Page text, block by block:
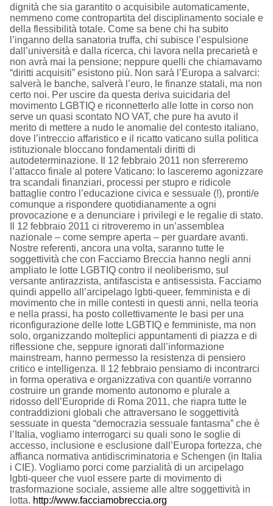
dignità che sia garantito o acquisibile automaticamente,
nemmeno come contropartita del disciplinamento sociale e
della flessibilità totale. Come sa bene chi ha subito
l’inganno della sanatoria truffa, chi subisce l’espulsione
dall’università e dalla ricerca, chi lavora nella precarietà e
non avrà mai la pensione; neppure quelli che chiamavamo
“diritti acquisiti” esistono più. Non sarà l’Europa a salvarci:
salverà le banche, salverà l’euro, le finanze statali, ma non
certo noi. Per uscire da questa deriva suicidaria del
movimento LGBTIQ e riconnetterlo alle lotte in corso non
serve un quasi scontato NO VAT, che pure ha avuto il
merito di mettere a nudo le anomalie del contesto italiano,
dove l’intreccio affaristico e il ricatto vaticano sulla politica
istituzionale bloccano fondamentali diritti di
autodeterminazione. Il 12 febbraio 2011 non sferreremo
l’attacco finale al potere Vaticano: lo lasceremo agonizzare
tra scandali finanziari, processi per stupro e ridicole
battaglie contro l’educazione civica e sessuale (!), pronti/e
comunque a rispondere quotidianamente a ogni
provocazione e a denunciare i privilegi e le regalie di stato.
Il 12 febbraio 2011 ci ritroveremo in un’assemblea
nazionale – come sempre aperta – per guardare avanti.
Nostre referenti, ancora una volta, saranno tutte le
soggettività che con Facciamo Breccia hanno negli anni
ampliato le lotte LGBTIQ contro il neoliberismo, sul
versante antirazzista, antifascista e antisessista. Facciamo
quindi appello all’arcipelago lgbti-queer, femminista e di
movimento che in mille contesti in questi anni, nella teoria
e nella prassi, ha posto collettivamente le basi per una
riconfigurazione delle lotte LGBTIQ e femministe, ma non
solo, organizzando molteplici appuntamenti di piazza e di
riflessione che, seppure ignorati dall’informazione
mainstream, hanno permesso la resistenza di pensiero
critico e intelligenza. Il 12 febbraio pensiamo di incontrarci
in forma operativa e organizzativa con quanti/e vorranno
costruire un grande momento autonomo e plurale a
ridosso dell’Europride di Roma 2011, che riapra tutte le
contraddizioni globali che attraversano le soggettività
sessuate in questa “democrazia sessuale fantasma” che è
l’Italia, vogliamo interrogarci su quali sono le soglie di
accesso, inclusione e esclusione dall’Europa fortezza, che
affianca normativa antidiscriminatoria e Schengen (in Italia
i CIE). Vogliamo porci come parzialità di un arcipelago
lgbti-queer che vuol essere parte di movimento di
trasformazione sociale, assieme alle altre soggettività in
lotta. http://www.facciamobreccia.org